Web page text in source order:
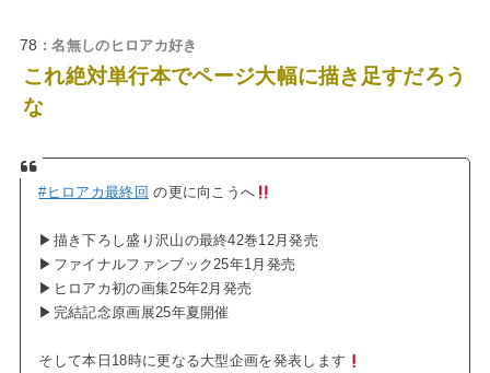
78 : 名無しのヒロアカ好き
これ絶対単行本でページ大幅に描き足すだろう
な
#ヒロアカ最終回 の更に向こうへ
▶︎描き下ろし盛り沢山の最終42巻12月発売
▶︎ファイナルファンブック25年1月発売
▶︎ヒロアカ初の画集25年2月発売
▶︎完結記念原画展25年夏開催
そして本日18時に更なる大型企画を発表します